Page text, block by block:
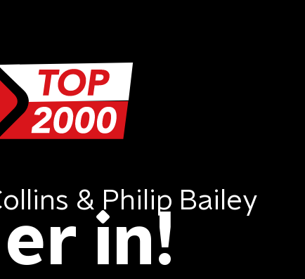
& Philip Bailey
in!